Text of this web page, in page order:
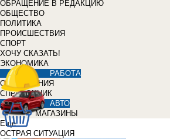
ОБРАЩЕНИЕ В РЕДАКЦИЮ
ОБЩЕСТВО
ПОЛИТИКА
ПРОИСШЕСТВИЯ
СПОРТ
ХОЧУ СКАЗАТЬ!
ЭКОНОМИКА
РАБОТА
ОБЪЯВЛЕНИЯ
СПРАВОЧНИК
АВТО
МАГАЗИНЫ
Еще
ОСТРАЯ СИТУАЦИЯ